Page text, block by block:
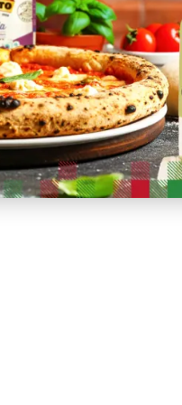
rozvodu tepla.
a náročnej obsluhy.
spaľovanie dreva.